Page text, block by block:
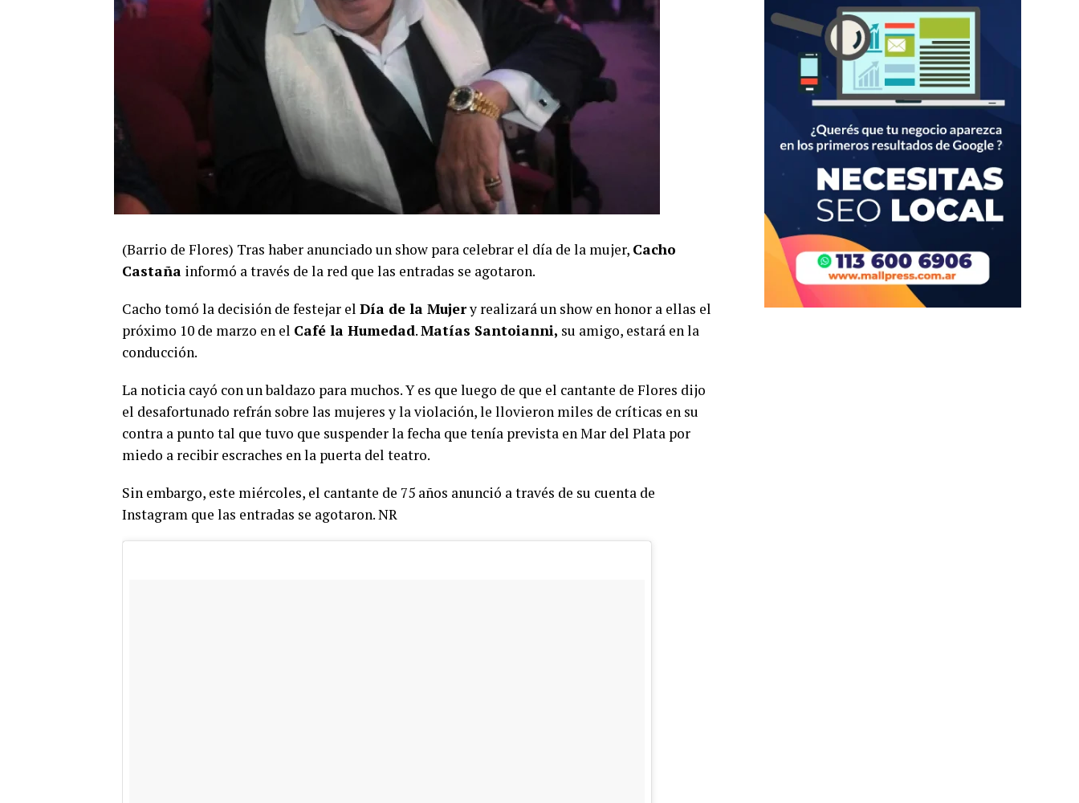
(Barrio de Flores) Tras haber anunciado un show para celebrar el día de la mujer, Cacho
Castaña informó a través de la red que las entradas se agotaron.
Cacho tomó la decisión de festejar el Día de la Mujery realizará un show en honor a ellas el
próximo 10 de marzo en el Café la Humedad.Matías Santoianni, su amigo, estará en la
conducción.
La noticia cayó con un baldazo para muchos. Y es que luego de que el cantante de Flores dijo
el desafortunado refrán sobre las mujeres y la violación, le llovieron miles de críticas en su
contra a punto tal que tuvo que suspender la fecha que tenía prevista en Mar del Plata por
miedo a recibir escraches en la puerta del teatro.
Sin embargo, este miércoles, el cantante de 75 años anunció a través de su cuenta de
Instagram que las entradas se agotaron. NR